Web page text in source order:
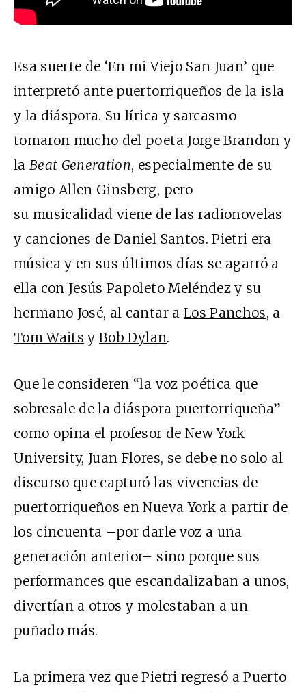
Esa suerte de ‘En mi Viejo San Juan’ que
interpretó ante puertorriqueños de la isla
y la diáspora. Su lírica y sarcasmo
tomaron mucho del poeta Jorge Brandon y
laBeat Generation, especialmente de su
amigo Allen Ginsberg, pero
su musicalidad viene de las radionovelas
y canciones de Daniel Santos. Pietri era
música y en sus últimos días se agarró a
ella con Jesús Papoleto Meléndez y su
hermano José, al cantar a Los Panchos, a
Tom Waits yBob Dylan.
Que le consideren “la voz poética que
sobresale de la diáspora puertorriqueña”
como opina el profesor de New York
University, Juan Flores, se debe no solo al
discurso que capturó las vivencias de
puertorriqueños en Nueva York a partir de
los cincuenta –por darle voz a una
generación anterior– sino porque sus
performances que escandalizaban a unos,
divertían a otros y molestaban a un
puñado más.
La primera vez que Pietri regresó a Puerto